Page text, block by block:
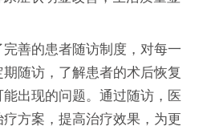
善的患者随访制度，对每一
随访，了解患者的术后恢复
出现的问题。通过随访，医
方案，提高治疗效果，为更